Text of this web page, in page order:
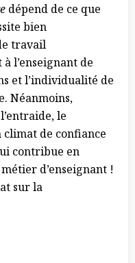
dépend de ce que
bien
travail
l’enseignant de
et l’individualité de
Néanmoins,
le
climat de confiance
contribue en
d’enseignant !
sur la